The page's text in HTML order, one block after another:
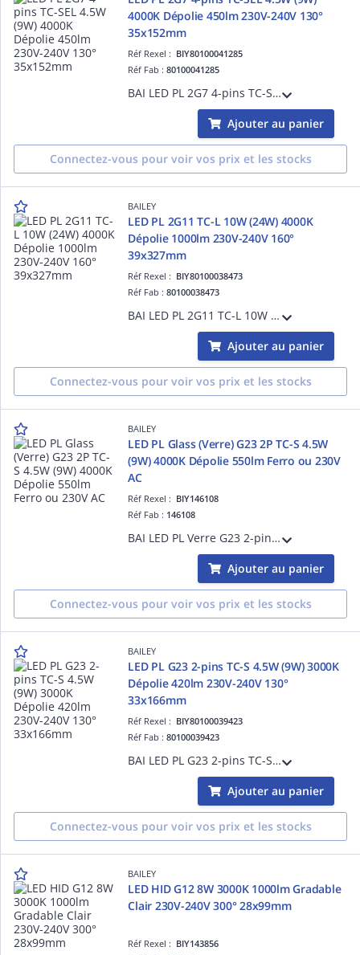
4000K Dépolie 450lm 230V-240V 130°
35x152mm
Réf Rexel : BIY80100041285
Réf Fab :80100041285
BAI LED PL 2G7 4-pins TC-SEL 4.5W (9W) 4000K Dépolie 450lm 230V-240V 130° 35x152mm Lampe LED Alt PLS Dulux S/E
Ajouter au panier
Connectez-vous pour voir vos prix et les stocks
BAILEY
LED PL 2G11 TC-L 10W (24W) 4000K
Dépolie 1000lm 230V-240V 160°
39x327mm
Réf Rexel : BIY80100038473
Réf Fab :80100038473
BAI LED PL 2G11 TC-L 10W (24W) 4000K Dépolie 1000lm 230V-240V 160° 39x327mm Lampe LED Alt PLL Dulux L
Ajouter au panier
Connectez-vous pour voir vos prix et les stocks
BAILEY
LED PL Glass (Verre) G23 2P TC-S 4.5W
(9W) 4000K Dépolie 550lm Ferro ou 230V
AC
Réf Rexel : BIY146108
Réf Fab : 146108
BAI LED PL Verre G23 2-pins TC-S 4.5W (9W) 4000K Dépolie 550lm 230V-240V 270° 32x159mm Temp. -20°C +40°C - Alternative PLS Dulux S - Branchement sur ballast ferromagnétique existant ou direct secteur 230V AC
Ajouter au panier
Connectez-vous pour voir vos prix et les stocks
BAILEY
LED PL G23 2-pins TC-S 4.5W (9W) 3000K
Dépolie 420lm 230V-240V 130°
33x166mm
Réf Rexel : BIY80100039423
Réf Fab :80100039423
BAI LED PL G23 2-pins TC-S 4.5W (9W) 3000K Dépolie 420lm 230V-240V 130° 33x166mm Lampe LED Alt PLS Dulux S
Ajouter au panier
Connectez-vous pour voir vos prix et les stocks
BAILEY
LED HID G12 8W 3000K 1000lm Gradable
Clair 230V-240V 300° 28x99mm
Réf Rexel : BIY143856